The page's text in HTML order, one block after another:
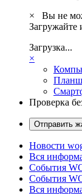
×
Вы не
Загружайте
Загрузка...
×
Проверка
Отправить
Новости
Вся
События
События
Вся